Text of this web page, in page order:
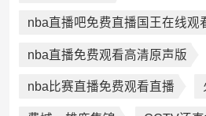
nba直播吧免费直播国王在线观
nba直播免费观看高清原声版
nba比赛直播免费观看直播